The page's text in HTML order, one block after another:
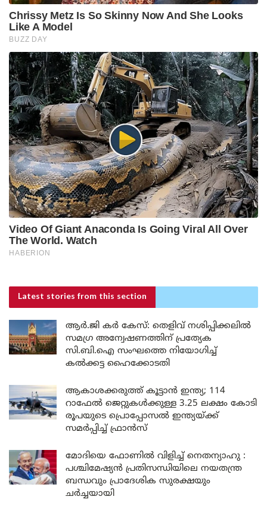
Latest stories from this section
ആർ.ജി കർ കേസ്: തെളിവ് നശിപ്പിക്കലിൽ
സമഗ്ര അന്വേഷണത്തിന് പ്രത്യേക
സി.ബി.ഐ സംഘത്തെ നിയോഗിച്ച്
കൽക്കട്ട ഹൈക്കോടതി
ആകാശക്കരുത്ത് കൂട്ടാൻ ഇന്ത്യ; 114
റാഫേൽ ജെറ്റുകൾക്കുള്ള 3.25 ലക്ഷം കോടി
രൂപയുടെ പ്രൊപ്പോസൽ ഇന്ത്യയ്ക്ക്
സമർപ്പിച്ച് ഫ്രാൻസ്
മോദിയെ ഫോണിൽ വിളിച്ച് നെതന്യാഹു :
പശ്ചിമേഷ്യൻ പ്രതിസന്ധിയിലെ നയതന്ത്ര
ബന്ധവും പ്രാദേശിക സുരക്ഷയും
ചർച്ചയായി